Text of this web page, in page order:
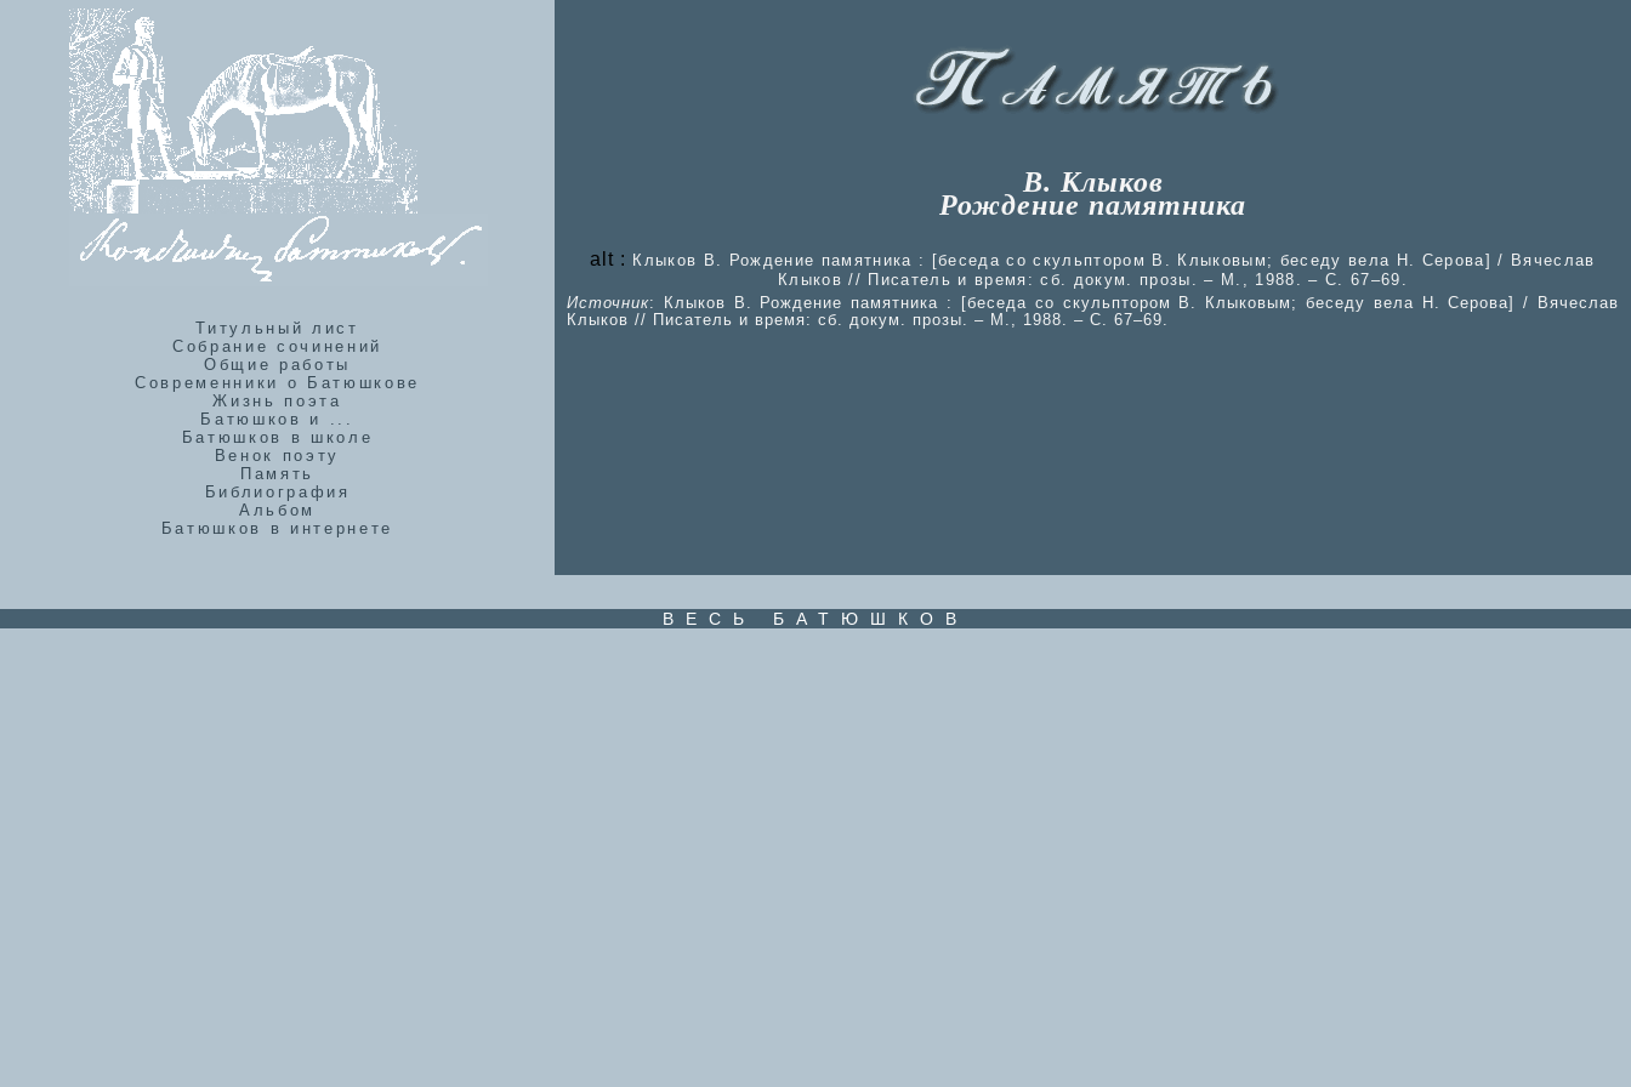
Титульный лист
Собрание сочинений
Общие работы
Современники о Батюшкове
Жизнь поэта
Батюшков и ...
Батюшков в школе
Венок поэту
Память
Библиография
Альбом
Батюшков в интернете
В. Клыков
Рождение памятника
alt : Клыков В. Рождение памятника : [беседа со скульптором В. Клыковым; беседу вела Н. Серова] / Вячеслав
Клыков // Писатель и время: сб. докум. прозы. – М., 1988. – С. 67–69.
Источник: Клыков В. Рождение памятника : [беседа со скульптором В. Клыковым; беседу вела Н. Серова] / Вячеслав
Клыков // Писатель и время: сб. докум. прозы. – М., 1988. – С. 67–69.
ВЕСЬ БАТЮШКОВ